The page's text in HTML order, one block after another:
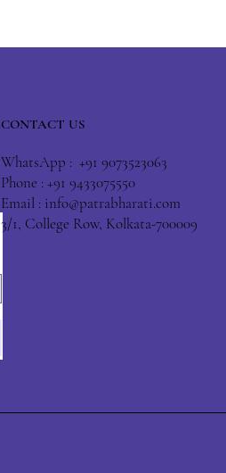
CONTACT US
WhatsApp : +91 9073523063
Phone : +91 9433075550
Email : info@patrabharati.com
3/1, College Row, Kolkata-700009